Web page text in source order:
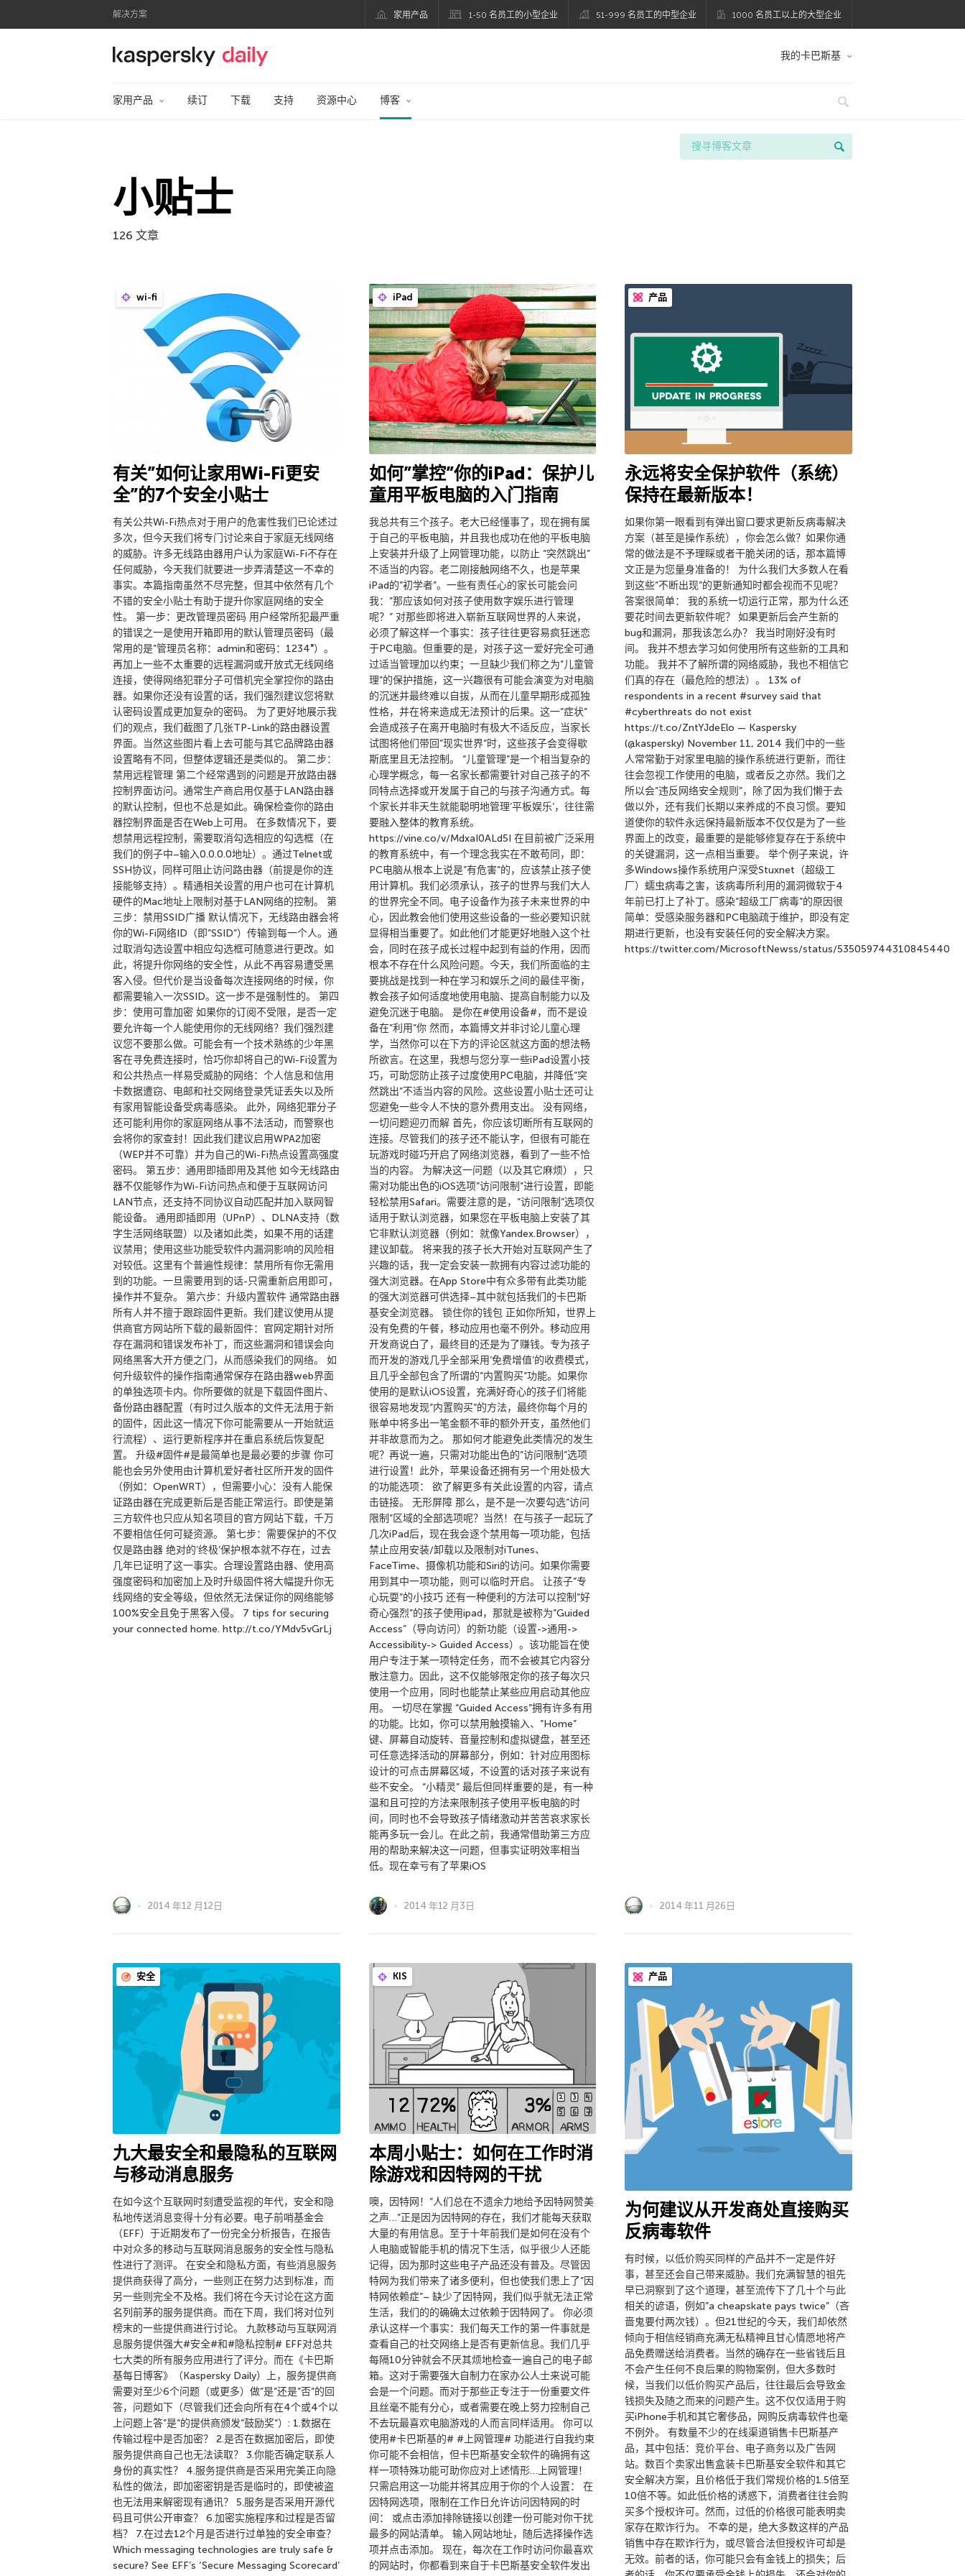
解决方案 家用产品 1-50 名员工的小型企业 51-999 名员工的中型企业 1000 名员工以上的大型企业
卡巴斯基官方博客 我的卡巴斯基
家用产品 续订 下载 支持 资源中心 博客
小贴士
126 文章
wi-fi
有关”如何让家用Wi-Fi更安
全”的7个安全小贴士
有关公共Wi-Fi热点对于用户的危害性我们已论述过
多次，但今天我们将专门讨论来自于家庭无线网络
的威胁。许多无线路由器用户认为家庭Wi-Fi不存在
任何威胁，今天我们就要进一步弄清楚这一不幸的
事实。本篇指南虽然不尽完整，但其中依然有几个
不错的安全小贴士有助于提升你家庭网络的安全
性。 第一步：更改管理员密码 用户经常所犯最严重
的错误之一是使用开箱即用的默认管理员密码（最
常用的是”管理员名称：admin和密码：1234″）。
再加上一些不太重要的远程漏洞或开放式无线网络
连接，使得网络犯罪分子可借机完全掌控你的路由
器。如果你还没有设置的话，我们强烈建议您将默
认密码设置成更加复杂的密码。 为了更好地展示我
们的观点，我们截图了几张TP-Link的路由器设置
界面。当然这些图片看上去可能与其它品牌路由器
设置略有不同，但整体逻辑还是类似的。 第二步：
禁用远程管理 第二个经常遇到的问题是开放路由器
控制界面访问。通常生产商启用仅基于LAN路由器
的默认控制，但也不总是如此。确保检查你的路由
器控制界面是否在Web上可用。 在多数情况下，要
想禁用远程控制，需要取消勾选相应的勾选框（在
我们的例子中–输入0.0.0.0地址）。通过Telnet或
SSH协议，同样可阻止访问路由器（前提是你的连
接能够支持）。精通相关设置的用户也可在计算机
硬件的Mac地址上限制对基于LAN网络的控制。 第
三步：禁用SSID广播 默认情况下，无线路由器会将
你的Wi-Fi网络ID（即”SSID”）传输到每一个人。通
过取消勾选设置中相应勾选框可随意进行更改。如
此，将提升你网络的安全性，从此不再容易遭受黑
客入侵。但代价是当设备每次连接网络的时候，你
都需要输入一次SSID。这一步不是强制性的。 第四
步：使用可靠加密 如果你的订阅不受限，是否一定
要允许每一个人能使用你的无线网络？我们强烈建
议您不要那么做。可能会有一个技术熟练的少年黑
客在寻免费连接时，恰巧你却将自己的Wi-Fi设置为
和公共热点一样易受威胁的网络：个人信息和信用
卡数据遭窃、电邮和社交网络登录凭证丢失以及所
有家用智能设备受病毒感染。 此外，网络犯罪分子
还可能利用你的家庭网络从事不法活动，而警察也
会将你的家查封！因此我们建议启用WPA2加密
（WEP并不可靠）并为自己的Wi-Fi热点设置高强度
密码。 第五步：通用即插即用及其他 如今无线路由
器不仅能够作为Wi-Fi访问热点和便于互联网访问
LAN节点，还支持不同协议自动匹配并加入联网智
能设备。 通用即插即用（UPnP）、DLNA支持（数
字生活网络联盟）以及诸如此类，如果不用的话建
议禁用；使用这些功能受软件内漏洞影响的风险相
对较低。这里有个普遍性规律：禁用所有你无需用
到的功能。一旦需要用到的话-只需重新启用即可，
操作并不复杂。 第六步：升级内置软件 通常路由器
所有人并不擅于跟踪固件更新。我们建议使用从提
供商官方网站所下载的最新固件：官网定期针对所
存在漏洞和错误发布补丁，而这些漏洞和错误会向
网络黑客大开方便之门，从而感染我们的网络。 如
何升级软件的操作指南通常保存在路由器web界面
的单独选项卡内。你所要做的就是下载固件图片、
备份路由器配置（有时过久版本的文件无法用于新
的固件，因此这一情况下你可能需要从一开始就运
行流程）、运行更新程序并在重启系统后恢复配
置。 升级#固件#是最简单也是最必要的步骤 你可
能也会另外使用由计算机爱好者社区所开发的固件
（例如：OpenWRT），但需要小心：没有人能保
证路由器在完成更新后是否能正常运行。即使是第
三方软件也只应从知名项目的官方网站下载，千万
不要相信任何可疑资源。 第七步：需要保护的不仅
仅是路由器 绝对的’终极’保护根本就不存在，过去
几年已证明了这一事实。合理设置路由器、使用高
强度密码和加密加上及时升级固件将大幅提升你无
线网络的安全等级，但依然无法保证你的网络能够
100%安全且免于黑客入侵。 7 tips for securing
your connected home. http://t.co/YMdv5vGrLj
2014 年12 月12日
iPad
如何”掌控”你的iPad：保护儿
童用平板电脑的入门指南
我总共有三个孩子。老大已经懂事了，现在拥有属
于自己的平板电脑，并且我也成功在他的平板电脑
上安装并升级了上网管理功能，以防止 “突然跳出”
不适当的内容。老二刚接触网络不久，也是苹果
iPad的”初学者”。一些有责任心的家长可能会问
我：”那应该如何对孩子使用数字娱乐进行管理
呢？” 对那些即将进入崭新互联网世界的人来说，
必须了解这样一个事实：孩子往往更容易疯狂迷恋
于PC电脑。但重要的是，对孩子这一爱好完全可通
过适当管理加以约束；一旦缺少我们称之为”儿童管
理”的保护措施，这一兴趣很有可能会演变为对电脑
的沉迷并最终难以自拔，从而在儿童早期形成孤独
性格，并在将来造成无法预计的后果。这一”症状”
会造成孩子在离开电脑时有极大不适反应，当家长
试图将他们带回”现实世界”时，这些孩子会变得歇
斯底里且无法控制。 “儿童管理”是一个相当复杂的
心理学概念，每一名家长都需要针对自己孩子的不
同特点选择或开发属于自己的与孩子沟通方式。每
个家长并非天生就能聪明地管理’平板娱乐’，往往需
要融入整体的教育系统。
https://vine.co/v/MdxaI0ALd5I 在目前被广泛采用
的教育系统中，有一个理念我实在不敢苟同，即：
PC电脑从根本上说是”有危害”的，应该禁止孩子使
用计算机。我们必须承认，孩子的世界与我们大人
的世界完全不同。电子设备作为孩子未来世界的中
心，因此教会他们使用这些设备的一些必要知识就
显得相当重要了。如此他们才能更好地融入这个社
会，同时在孩子成长过程中起到有益的作用，因而
根本不存在什么风险问题。今天，我们所面临的主
要挑战是找到一种在学习和娱乐之间的最佳平衡，
教会孩子如何适度地使用电脑、提高自制能力以及
避免沉迷于电脑。 是你在#使用设备#，而不是设
备在”利用”你 然而，本篇博文并非讨论儿童心理
学，当然你可以在下方的评论区就这方面的想法畅
所欲言。在这里，我想与您分享一些iPad设置小技
巧，可助您防止孩子过度使用PC电脑，并降低”突
然跳出”不适当内容的风险。这些设置小贴士还可让
您避免一些令人不快的意外费用支出。 没有网络，
一切问题迎刃而解 首先，你应该切断所有互联网的
连接。尽管我们的孩子还不能认字，但很有可能在
玩游戏时碰巧开启了网络浏览器，看到了一些不恰
当的内容。 为解决这一问题（以及其它麻烦），只
需对功能出色的iOS选项”访问限制”进行设置，即能
轻松禁用Safari。需要注意的是，”访问限制”选项仅
适用于默认浏览器，如果您在平板电脑上安装了其
它非默认浏览器（例如：就像Yandex.Browser），
建议卸载。 将来我的孩子长大开始对互联网产生了
兴趣的话，我一定会安装一款拥有内容过滤功能的
强大浏览器。在App Store中有众多带有此类功能
的强大浏览器可供选择–其中就包括我们的卡巴斯
基安全浏览器。 锁住你的钱包 正如你所知，世界上
没有免费的午餐，移动应用也毫不例外。移动应用
开发商说白了，最终目的还是为了赚钱。专为孩子
而开发的游戏几乎全部采用’免费增值’的收费模式，
且几乎全部包含了所谓的”内置购买“功能。如果你
使用的是默认iOS设置，充满好奇心的孩子们将能
很容易地发现”内置购买”的方法，最终你每个月的
账单中将多出一笔金额不菲的额外开支，虽然他们
并非故意而为之。 那如何才能避免此类情况的发生
呢？再说一遍，只需对功能出色的”访问限制”选项
进行设置！此外，苹果设备还拥有另一个用处极大
的功能选项： 欲了解更多有关此设置的内容，请点
击链接。 无形屏障 那么，是不是一次要勾选”访问
限制”区域的全部选项呢？当然！在与孩子一起玩了
几次iPad后，现在我会逐个禁用每一项功能，包括
禁止应用安装/卸载以及限制对iTunes、
FaceTime、摄像机功能和Siri的访问。如果你需要
用到其中一项功能，则可以临时开启。 让孩子”专
心玩耍”的小技巧 还有一种便利的方法可以控制”好
奇心强烈”的孩子使用ipad，那就是被称为”Guided
Access”（导向访问）的新功能（设置->通用->
Accessibility-> Guided Access）。该功能旨在使
用户专注于某一项特定任务，而不会被其它内容分
散注意力。因此，这不仅能够限定你的孩子每次只
使用一个应用，同时也能禁止某些应用启动其他应
用。 一切尽在掌握 “Guided Access”拥有许多有用
的功能。比如，你可以禁用触摸输入、”Home”
键、屏幕自动旋转、音量控制和虚拟键盘，甚至还
可任意选择活动的屏幕部分，例如：针对应用图标
设计的可点击屏幕区域，不设置的话对孩子来说有
些不安全。 “小精灵” 最后但同样重要的是，有一种
温和且可控的方法来限制孩子使用平板电脑的时
间，同时也不会导致孩子情绪激动并苦苦哀求家长
能再多玩一会儿。在此之前，我通常借助第三方应
用的帮助来解决这一问题，但事实证明效率相当
低。现在幸亏有了苹果iOS
2014 年12 月3日
产品
永远将安全保护软件（系统）
保持在最新版本！
如果你第一眼看到有弹出窗口要求更新反病毒解决
方案（甚至是操作系统），你会怎么做？如果你通
常的做法是不予理睬或者干脆关闭的话，那本篇博
文正是为您量身准备的！ 为什么我们大多数人在看
到这些”不断出现”的更新通知时都会视而不见呢？
答案很简单： 我的系统一切运行正常，那为什么还
要花时间去更新软件呢？ 如果更新后会产生新的
bug和漏洞，那我该怎么办？ 我当时刚好没有时
间。 我并不想去学习如何使用所有这些新的工具和
功能。 我并不了解所谓的网络威胁，我也不相信它
们真的存在（最危险的想法）。 13% of
respondents in a recent #survey said that
#cyberthreats do not exist
https://t.co/ZntYJdeElo — Kaspersky
(@kaspersky) November 11, 2014 我们中的一些
人常常勤于对家里电脑的操作系统进行更新，而往
往会忽视工作使用的电脑，或者反之亦然。我们之
所以会”违反网络安全规则”，除了因为我们懒于去
做以外，还有我们长期以来养成的不良习惯。要知
道使你的软件永远保持最新版本不仅仅是为了一些
界面上的改变，最重要的是能够修复存在于系统中
的关键漏洞，这一点相当重要。 举个例子来说，许
多Windows操作系统用户深受Stuxnet（超级工
厂）蠕虫病毒之害，该病毒所利用的漏洞微软于4
年前已打上了补丁。感染”超级工厂病毒”的原因很
简单：受感染服务器和PC电脑疏于维护，即没有定
期进行更新，也没有安装任何的安全解决方案。
https://twitter.com/MicrosoftNewss/status/535059744310845440
2014 年11 月26日
安全
九大最安全和最隐私的互联网
与移动消息服务
在如今这个互联网时刻遭受监视的年代，安全和隐
私地传送消息变得十分有必要。电子前哨基金会
（EFF）于近期发布了一份完全分析报告，在报告
中对众多的移动与互联网消息服务的安全性与隐私
性进行了测评。 在安全和隐私方面，有些消息服务
提供商获得了高分，一些则正在努力达到标准，而
另一些则完全不及格。我们将在今天讨论在这方面
名列前茅的服务提供商。而在下周，我们将对位列
榜末的一些提供商进行讨论。 九款移动与互联网消
息服务提供强大#安全#和#隐私控制# EFF对总共
七大类的所有服务应用进行了评分。而在《卡巴斯
基每日博客》（Kaspersky Daily）上，服务提供商
需要对至少6个问题（或更多）做”是”还是”否”的回
答，问题如下（尽管我们还会向所有在4个或4个以
上问题上答”是”的提供商颁发”鼓励奖”）: 1.数据在
传输过程中是否加密？ 2.是否在数据加密后，即使
服务提供商自己也无法读取？ 3.你能否确定联系人
身份的真实性？ 4.服务提供商是否采用完美正向隐
私性的做法，即加密密钥是否是临时的，即使被盗
也无法用来解密现有通讯？ 5.服务是否采用开源代
码且可供公开审查？ 6.加密实施程序和过程是否留
档？ 7.在过去12个月是否进行过单独的安全审查？
Which messaging technologies are truly safe &
secure? See EFF’s ‘Secure Messaging Scorecard’
KIS
本周小贴士：如何在工作时消
除游戏和因特网的干扰
噢，因特网！”人们总在不遗余力地给予因特网赞美
之声…”正是因为因特网的存在，我们才能每天获取
大量的有用信息。至于十年前我们是如何在没有个
人电脑或智能手机的情况下生活，似乎很少人还能
记得，因为那时这些电子产品还没有普及。尽管因
特网为我们带来了诸多便利，但也使我们患上了”因
特网依赖症”– 缺少了因特网，我们似乎就无法正常
生活，我们的的确确太过依赖于因特网了。 你必须
承认这样一个事实：我们每天工作的第一件事就是
查看自己的社交网络上是否有更新信息。我们几乎
每隔10分钟就会不厌其烦地检查一遍自己的电子邮
箱。这对于需要强大自制力在家办公人士来说可能
会是一个问题。而对于那些正专注于一份重要文件
且丝毫不能有分心，或者需要在晚上努力控制自己
不去玩最喜欢电脑游戏的人而言同样适用。 你可以
使用#卡巴斯基的# #上网管理# 功能进行自我约束
你可能不会相信，但卡巴斯基安全软件的确拥有这
样一项特殊功能可助你应对上述情形…上网管理！
只需启用这一功能并将其应用于你的个人设置： 在
因特网选项，限制在工作日允许访问因特网的时
间： 或点击添加排除链接以创建一份可能对你干扰
最多的网站清单。 输入网站地址，随后选择操作选
项并点击添加。 现在，每次在工作时访问你最喜欢
的网站时，你都看到来自于卡巴斯基安全软件发出
产品
为何建议从开发商处直接购买
反病毒软件
有时候，以低价购买同样的产品并不一定是件好
事，甚至还会自己带来威胁。我们充满智慧的祖先
早已洞察到了这个道理，甚至流传下了几十个与此
相关的谚语，例如”a cheapskate pays twice”（吝
啬鬼要付两次钱）。但21世纪的今天，我们却依然
倾向于相信经销商充满无私精神且甘心情愿地将产
品免费赠送给消费者。当然的确存在一些省钱后且
不会产生任何不良后果的购物案例，但大多数时
候，当我们以低价购买产品后，往往最后会导致金
钱损失及随之而来的问题产生。这不仅仅适用于购
买iPhone手机和其它奢侈品，网购反病毒软件也毫
不例外。 有数量不少的在线渠道销售卡巴斯基产
品，其中包括：竞价平台、电子商务以及广告网
站。数百个卖家出售盒装卡巴斯基安全软件和其它
安全解决方案，且价格低于我们常规价格的1.5倍至
10倍不等。如此低价格的诱惑下，消费者往往会购
买多个授权许可。然而，过低的价格很可能表明卖
家存在欺诈行为。 不幸的是，绝大多数这样的产品
销售中存在欺诈行为，或尽管合法但授权许可却是
无效。前者的话，你可能只会有金钱上的损失；后